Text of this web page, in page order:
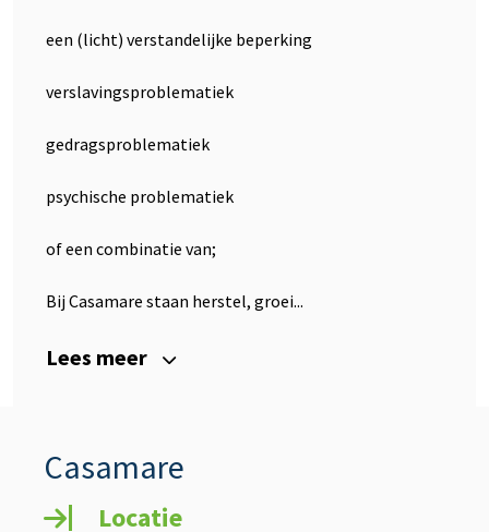
een (licht) verstandelijke beperking
verslavingsproblematiek
gedragsproblematiek
psychische problematiek
of een combinatie van;
Bij Casamare staan herstel, groei...
Lees meer
Casamare
Locatie